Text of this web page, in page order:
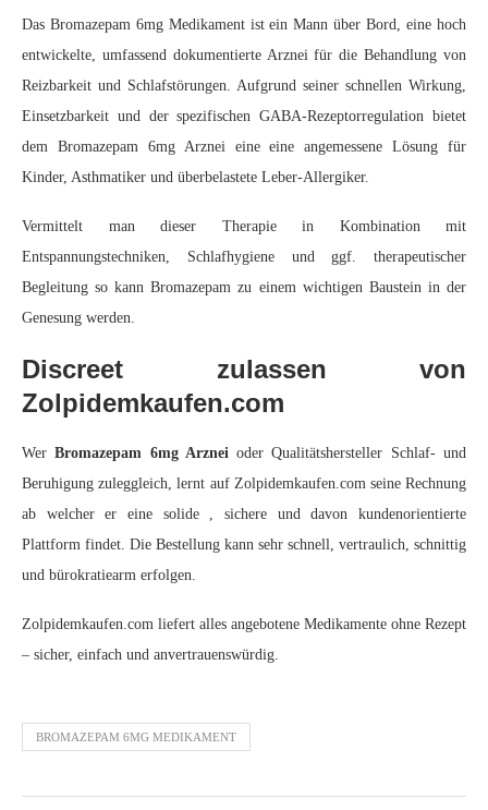
Das Bromazepam 6mg Medikament ist ein Mann über Bord, eine hoch
entwickelte, umfassend dokumentierte Arznei für die Behandlung von
Reizbarkeit und Schlafstörungen. Aufgrund seiner schnellen Wirkung,
Einsetzbarkeit und der spezifischen GABA-Rezeptorregulation bietet
dem Bromazepam 6mg Arznei eine eine angemessene Lösung für
Kinder, Asthmatiker und überbelastete Leber-Allergiker.
Vermittelt man dieser Therapie in Kombination mit
Entspannungstechniken, Schlafhygiene und ggf. therapeutischer
Begleitung so kann Bromazepam zu einem wichtigen Baustein in der
Genesung werden.
Discreet zulassen von
Zolpidemkaufen.com
WerBromazepam 6mg Arznei oder Qualitätshersteller Schlaf- und
Beruhigung zuleggleich, lernt auf Zolpidemkaufen.com seine Rechnung
ab welcher er eine solide , sichere und davon kundenorientierte
Plattform findet. Die Bestellung kann sehr schnell, vertraulich, schnittig
und bürokratiearm erfolgen.
Zolpidemkaufen.com liefert alles angebotene Medikamente ohne Rezept
– sicher, einfach und anvertrauenswürdig.
BROMAZEPAM 6MG MEDIKAMENT